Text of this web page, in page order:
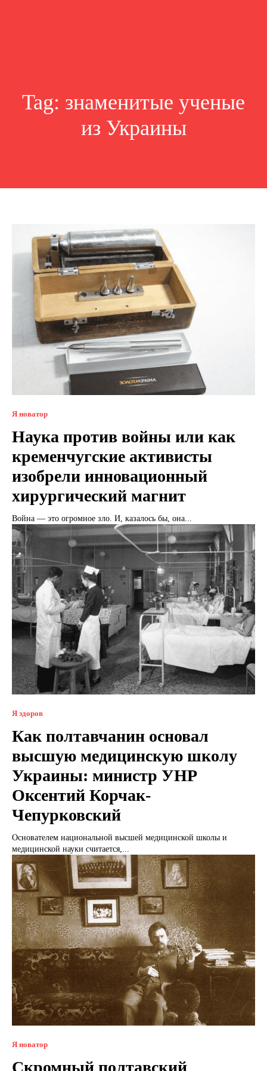
Tag: знаменитые ученые
из Украины
Я новатор
Наука против войны или как
кременчугские активисты
изобрели инновационный
хирургический магнит
Война — это огромное зло. И, казалось бы, она...
Я здоров
Как полтавчанин основал
высшую медицинскую школу
Украины: министр УНР
Оксентий Корчак-
Чепурковский
Основателем национальной высшей медицинской школы и
медицинской науки считается,...
Я новатор
Скромный полтавский